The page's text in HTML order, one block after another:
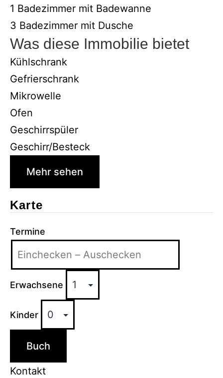
1 Badezimmer mit Badewanne
3 Badezimmer mit Dusche
Was diese Immobilie bietet
Kühlschrank
Gefrierschrank
Mikrowelle
Ofen
Geschirrspüler
Geschirr/Besteck
Mehr sehen
Karte
Termine
Erwachsene
Kinder
Buch
Kontakt